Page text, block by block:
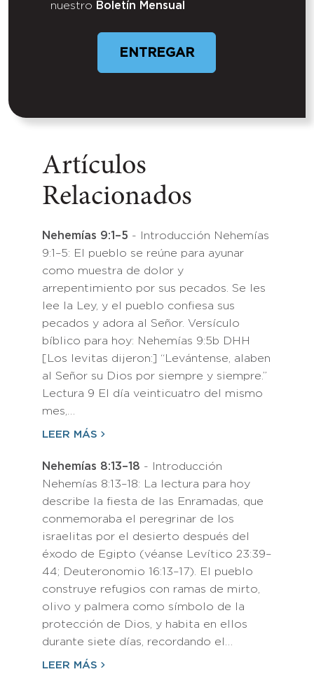
nuestro Boletín Mensual
ENTREGAR
Artículos
Relacionados
Nehemías 9:1–5 - Introducción Nehemías
9:1–5: El pueblo se reúne para ayunar
como muestra de dolor y
arrepentimiento por sus pecados. Se les
lee la Ley, y el pueblo confiesa sus
pecados y adora al Señor. Versículo
bíblico para hoy: Nehemías 9:5b DHH
[Los levitas dijeron:] “Levántense, alaben
al Señor su Dios por siempre y siempre.”
Lectura 9 El día veinticuatro del mismo
mes,…
LEER MÁS
Nehemías 8:13–18 - Introducción
Nehemías 8:13–18: La lectura para hoy
describe la fiesta de las Enramadas, que
conmemoraba el peregrinar de los
israelitas por el desierto después del
éxodo de Egipto (véanse Levítico 23:39–
44; Deuteronomio 16:13–17). El pueblo
construye refugios con ramas de mirto,
olivo y palmera como símbolo de la
protección de Dios, y habita en ellos
durante siete días, recordando el…
LEER MÁS